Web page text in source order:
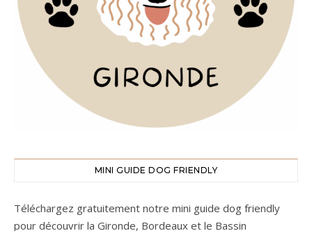
MINI GUIDE DOG FRIENDLY
Téléchargez gratuitement notre mini guide dog friendly
pour découvrir la Gironde, Bordeaux et le Bassin